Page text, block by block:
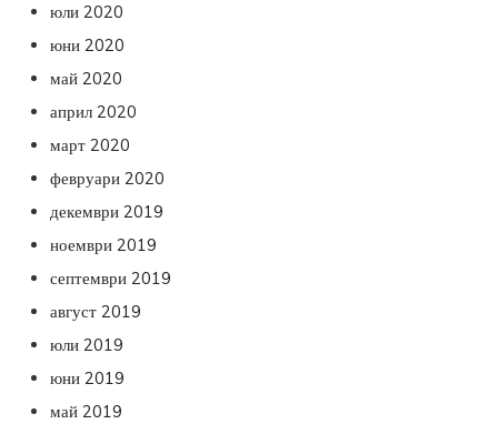
юли 2020
юни 2020
май 2020
април 2020
март 2020
февруари 2020
декември 2019
ноември 2019
септември 2019
август 2019
юли 2019
юни 2019
май 2019